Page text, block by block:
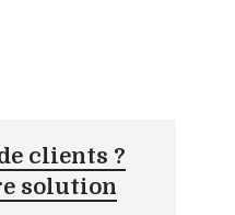
clients ?
solution